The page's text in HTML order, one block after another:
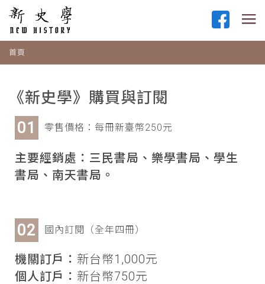
首頁
《新史學》購買與訂閱
零售價格：每冊新臺幣250元
主要經銷處：三民書局、樂學書局、學生
書局、南天書局。
國內訂閱（全年四冊）
機關訂戶： 新台幣1,000元
個人訂戶： 新台幣750元